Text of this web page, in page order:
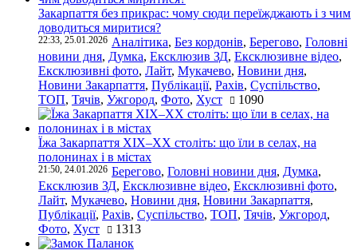
Закарпаття без прикрас: чому сюди переїжджають і з чим
доводиться миритися?
22:33, 25.01.2026 Аналітика, Без кордонів, Берегово, Головні
новини дня, Думка, Ексклюзив ЗД, Ексклюзивне відео,
Ексклюзивні фото, Лайт, Мукачево, Новини дня,
Новини Закарпаття, Публікації, Рахів, Суспільство,
ТОП, Тячів, Ужгород, Фото, Хуст 1090
Їжа Закарпаття ХІХ–ХХ століть: що їли в селах, на
полонинах і в містах
21:50, 24.01.2026 Берегово, Головні новини дня, Думка,
Ексклюзив ЗД, Ексклюзивне відео, Ексклюзивні фото,
Лайт, Мукачево, Новини дня, Новини Закарпаття,
Публікації, Рахів, Суспільство, ТОП, Тячів, Ужгород,
Фото, Хуст 1313